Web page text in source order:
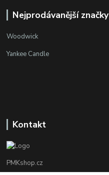
Nejprodávanější značky
Woodwick
Yankee Candle
Kontakt
PMKshop.cz